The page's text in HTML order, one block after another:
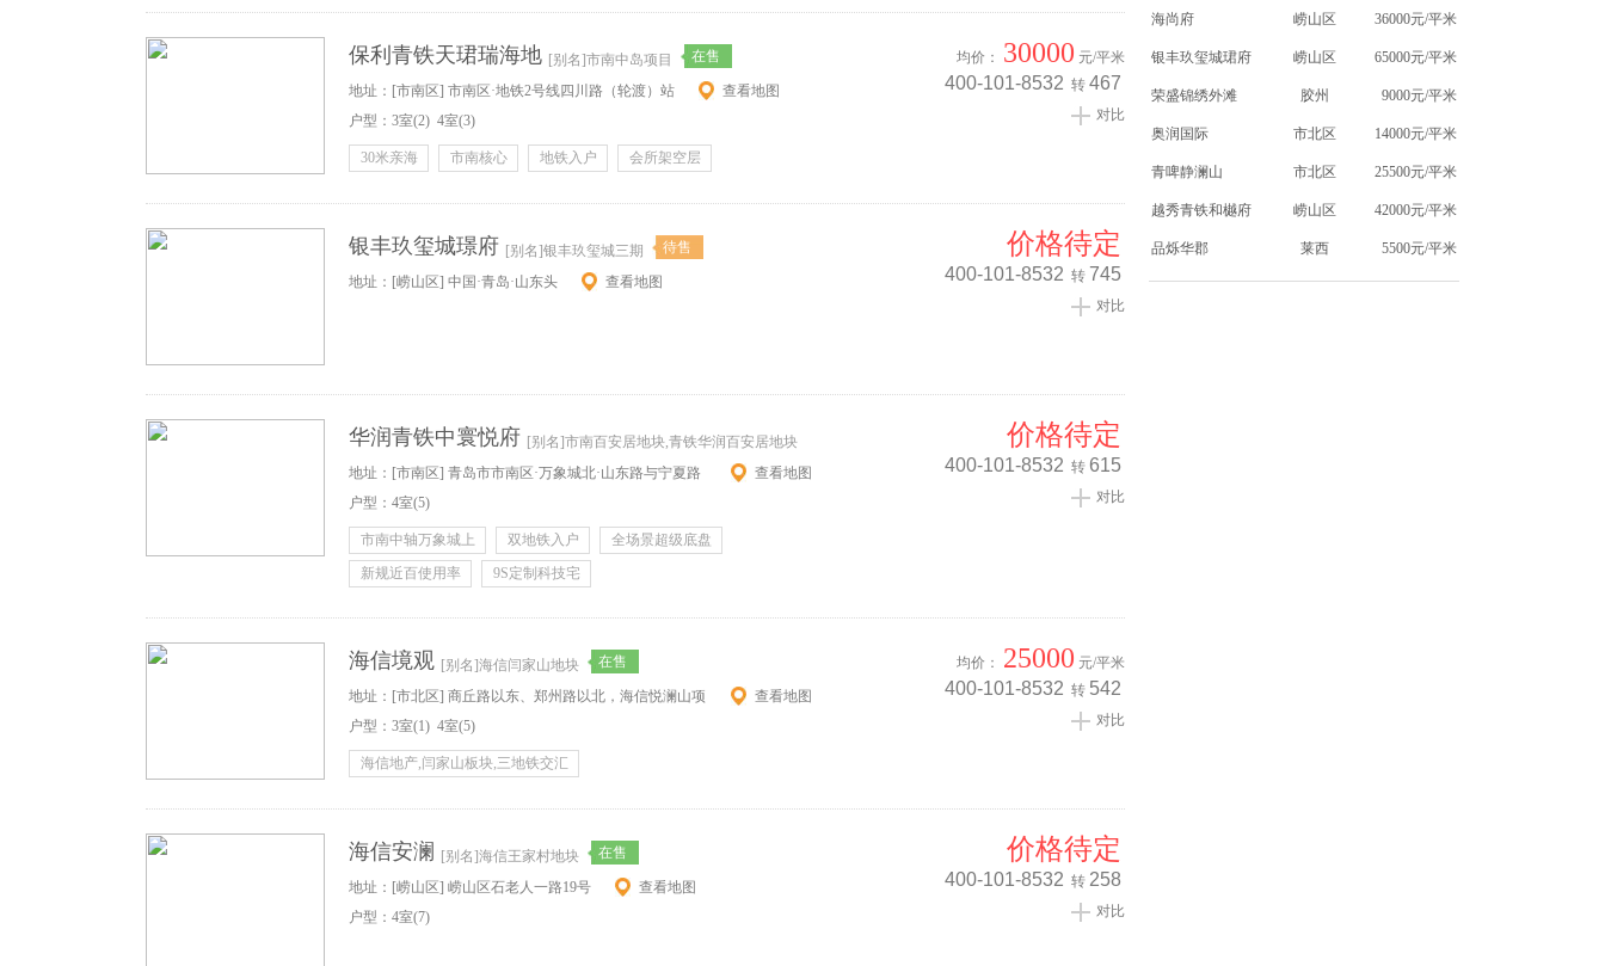
保利青铁天珺瑞海地 [别名]市南中岛项目 在售
地址：[市南区] 市南区·地铁2号线四川路（轮渡）站
查看地图
户型： 3室(2) 4室(3)
30米亲海 市南核心 地铁入户 会所架空层
均价： 30000 元/平米
400-101-8532 转 467
对比
银丰玖玺城璟府 [别名]银丰玖玺城三期 待售
地址：[崂山区] 中国·青岛·山东头 查看地图
价格待定
400-101-8532 转 745
对比
华润青铁中寰悦府 [别名]市南百安居地块,青铁华润百安居地块
在售
地址：[市南区] 青岛市市南区·万象城北·山东路与宁夏路
交汇处
查看地图
户型： 4室(5)
市南中轴万象城上 双地铁入户
全场景超级底盘
新规近百使用率
9S定制科技宅
价格待定
400-101-8532 转 615
对比
海信境观 [别名]海信闫家山地块 在售
地址：[市北区] 商丘路以东、郑州路以北，海信悦澜山项
目以南
查看地图
户型： 3室(1) 4室(5)
海信地产,闫家山板块,三地铁交汇
均价： 25000 元/平米
400-101-8532 转 542
对比
海信安澜 [别名]海信王家村地块 在售
地址：[崂山区] 崂山区石老人一路19号
查看地图
户型： 4室(7)
价格待定
400-101-8532 转 258
对比
海尚府 崂山区 36000元/平米
银丰玖玺城珺府 崂山区 65000元/平米
荣盛锦绣外滩 胶州 9000元/平米
奥润国际 市北区 14000元/平米
青啤静澜山 市北区 25500元/平米
越秀青铁和樾府 崂山区 42000元/平米
品烁华郡 莱西 5500元/平米